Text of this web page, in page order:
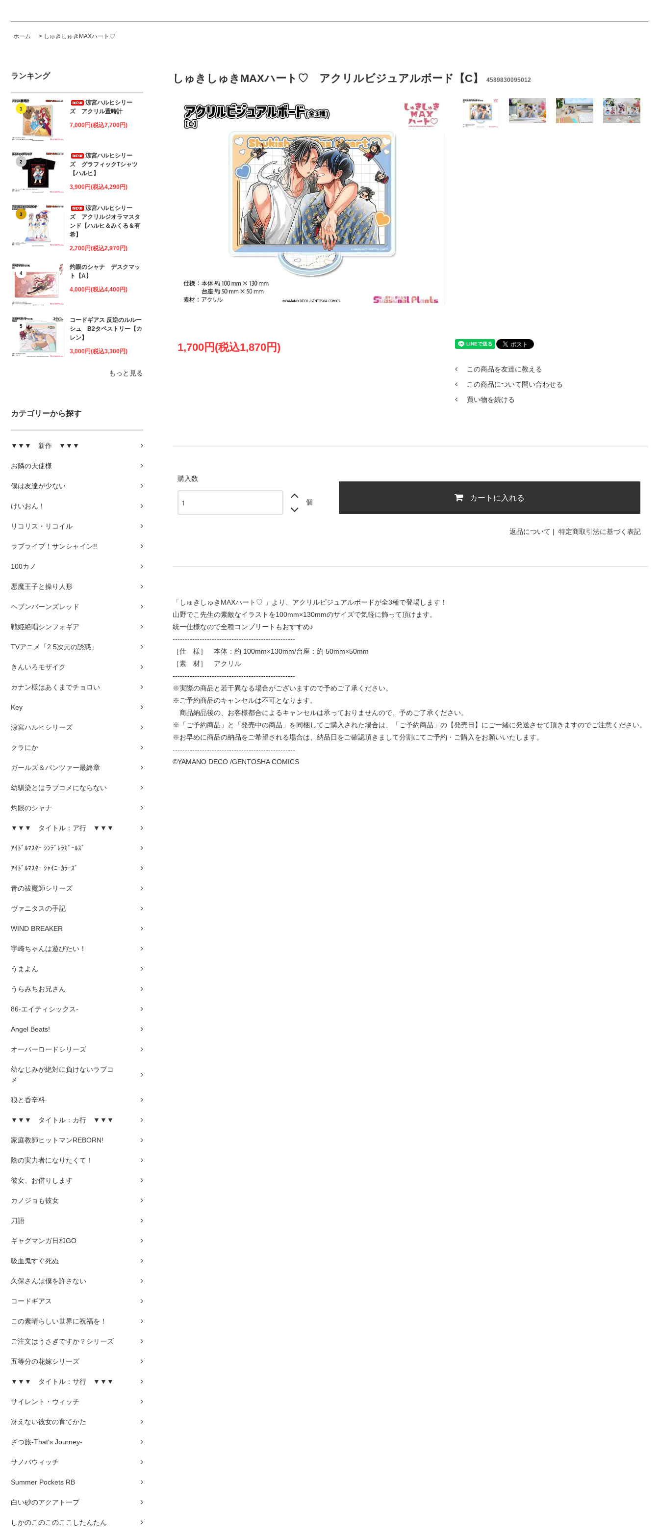
ホーム > しゅきしゅきMAXハート♡
ランキング
1
涼宮ハルヒシリー
ズ アクリル置時計
7,000円(税込7,700円)
2
涼宮ハルヒシリー
ズ グラフィックTシャツ
【ハルヒ】
3,900円(税込4,290円)
3
涼宮ハルヒシリー
ズ アクリルジオラマスタ
ンド【ハルヒ＆みくる＆有
希】
2,700円(税込2,970円)
4
灼眼のシャナ デスクマッ
ト【A】
4,000円(税込4,400円)
5
コードギアス 反逆のルルー
シュ B2タペストリー【カ
レン】
3,000円(税込3,300円)
もっと見る
カテゴリーから探す
▼▼▼ 新作 ▼▼▼
お隣の天使様
僕は友達が少ない
けいおん！
リコリス・リコイル
ラブライブ！サンシャイン!!
100カノ
悪魔王子と操り人形
ヘブンバーンズレッド
戦姫絶唱シンフォギア
TVアニメ「2.5次元の誘惑」
きんいろモザイク
カナン様はあくまでチョロい
Key
涼宮ハルヒシリーズ
クラにか
ガールズ＆パンツァー最終章
幼馴染とはラブコメにならない
灼眼のシャナ
▼▼▼ タイトル：ア行 ▼▼▼
ｱｲﾄﾞﾙﾏｽﾀｰ ｼﾝﾃﾞﾚﾗｶﾞｰﾙｽﾞ
ｱｲﾄﾞﾙﾏｽﾀｰ ｼｬｲﾆｰｶﾗｰｽﾞ
青の祓魔師シリーズ
ヴァニタスの手記
WIND BREAKER
宇崎ちゃんは遊びたい！
うまよん
うらみちお兄さん
86-エイティシックス-
Angel Beats!
オーバーロードシリーズ
幼なじみが絶対に負けないラブコ
メ
狼と香辛料
▼▼▼ タイトル：カ行 ▼▼▼
家庭教師ヒットマンREBORN!
陰の実力者になりたくて！
彼女、お借りします
カノジョも彼女
刀語
ギャグマンガ日和GO
吸血鬼すぐ死ぬ
久保さんは僕を許さない
コードギアス
この素晴らしい世界に祝福を！
ご注文はうさぎですか？シリーズ
五等分の花嫁シリーズ
▼▼▼ タイトル：サ行 ▼▼▼
サイレント・ウィッチ
冴えない彼女の育てかた
ざつ旅-That‘s Journey-
サノバウィッチ
Summer Pockets RB
白い砂のアクアトープ
しかのこのこのここしたんたん
しゅきしゅきMAXハート♡ アクリルビジュアルボード【C】 4589830095012
1,700円(税込1,870円)
この商品を友達に教える
この商品について問い合わせる
買い物を続ける
購入数
個 カートに入れる
返品について | 特定商取引法に基づく表記
「しゅきしゅきMAXハート♡ 」より、アクリルビジュアルボードが全3種で登場します！
山野でこ先生の素敵なイラストを100mm×130mmのサイズで気軽に飾って頂けます。
統一仕様なので全種コンプリートもおすすめ♪
--------------------------------------------------
［仕 様］ 本体：約 100mm×130mm/台座：約 50mm×50mm
［素 材］ アクリル
--------------------------------------------------
※実際の商品と若干異なる場合がございますので予めご了承ください。
※ご予約商品のキャンセルは不可となります。
商品納品後の、お客様都合によるキャンセルは承っておりませんので、予めご了承ください。
※「ご予約商品」と「発売中の商品」を同梱してご購入された場合は、「ご予約商品」の【発売日】にご一緒に発送させて頂きますのでご注意ください。
※お早めに商品の納品をご希望される場合は、納品日をご確認頂きまして分割にてご予約・ご購入をお願いいたします。
--------------------------------------------------
©YAMANO DECO /GENTOSHA COMICS